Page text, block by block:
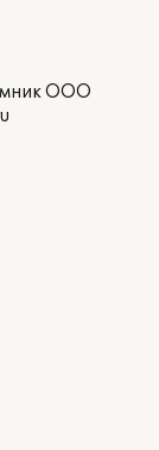
ООО